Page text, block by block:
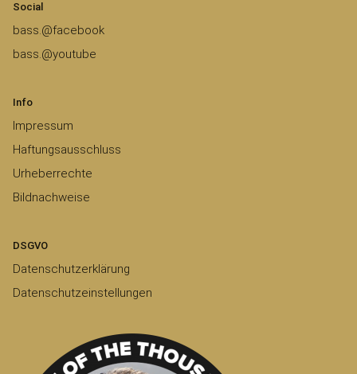
Social
bass.@facebook
bass.@youtube
Info
Impressum
Haftungsausschluss
Urheberrechte
Bildnachweise
DSGVO
Datenschutzerklärung
Datenschutzeinstellungen